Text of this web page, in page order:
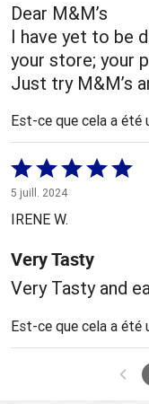
Dear M&M’s
I have yet to be
your store; your
Just try M&M’s
Est-ce que cela a été
Coté
5 sur
5
5 juill. 2024
IRENE W.
Very Tasty
Very Tasty and
Est-ce que cela a été